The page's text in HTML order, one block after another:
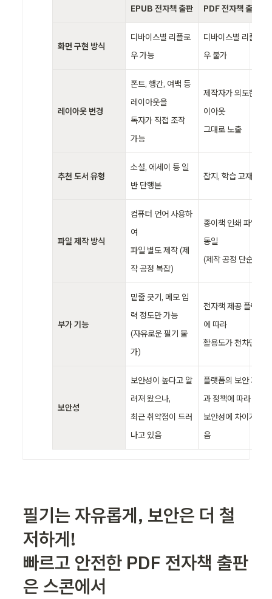
EPUB 전자책 출판 PDF 전자책 출판
화면 구현 방식
디바이스별 리플로
우 가능
디바이스별 리플로
우 불가
레이아웃 변경
폰트, 행간, 여백 등
레이아웃을
독자가 직접 조작
가능
제작자가 의도한 레
이아웃
그대로 노출
추천 도서 유형
소설, 에세이 등 일
반 단행본
잡지, 학습 교재 등
파일 제작 방식
컴퓨터 언어 사용하
여
파일 별도 제작 (제
작 공정 복잡)
종이책 인쇄 파일과
동일
(제작 공정 단순)
부가 기능
밑줄 긋기, 메모 입
력 정도만 가능
(자유로운 필기 불
가)
전자책 제공 플랫폼
에 따라
활용도가 천차만별
보안성
보안성이 높다고 알
려져 왔으나,
최근 취약점이 드러
나고 있음
플랫폼의 보안 기술
과 정책에 따라
보안성에 차이가 있
음
필기는 자유롭게, 보안은 더 철
저하게!
빠르고 안전한 PDF 전자책 출판
은 스콘에서